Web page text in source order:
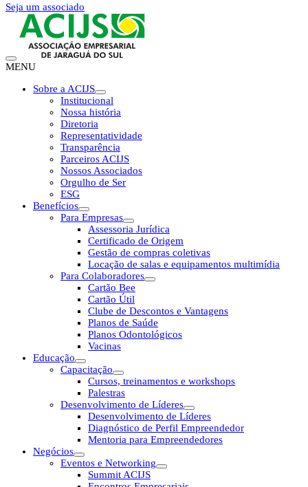
Seja um associado
MENU
Sobre a ACIJS
Institucional
Nossa história
Diretoria
Representatividade
Transparência
Parceiros ACIJS
Nossos Associados
Orgulho de Ser
ESG
Benefícios
Para Empresas
Assessoria Jurídica
Certificado de Origem
Gestão de compras coletivas
Locação de salas e equipamentos multimídia
Para Colaboradores
Cartão Bee
Cartão Útil
Clube de Descontos e Vantagens
Planos de Saúde
Planos Odontológicos
Vacinas
Educação
Capacitação
Cursos, treinamentos e workshops
Palestras
Desenvolvimento de Líderes
Desenvolvimento de Líderes
Diagnóstico de Perfil Empreendedor
Mentoria para Empreendedores
Negócios
Eventos e Networking
Summit ACIJS